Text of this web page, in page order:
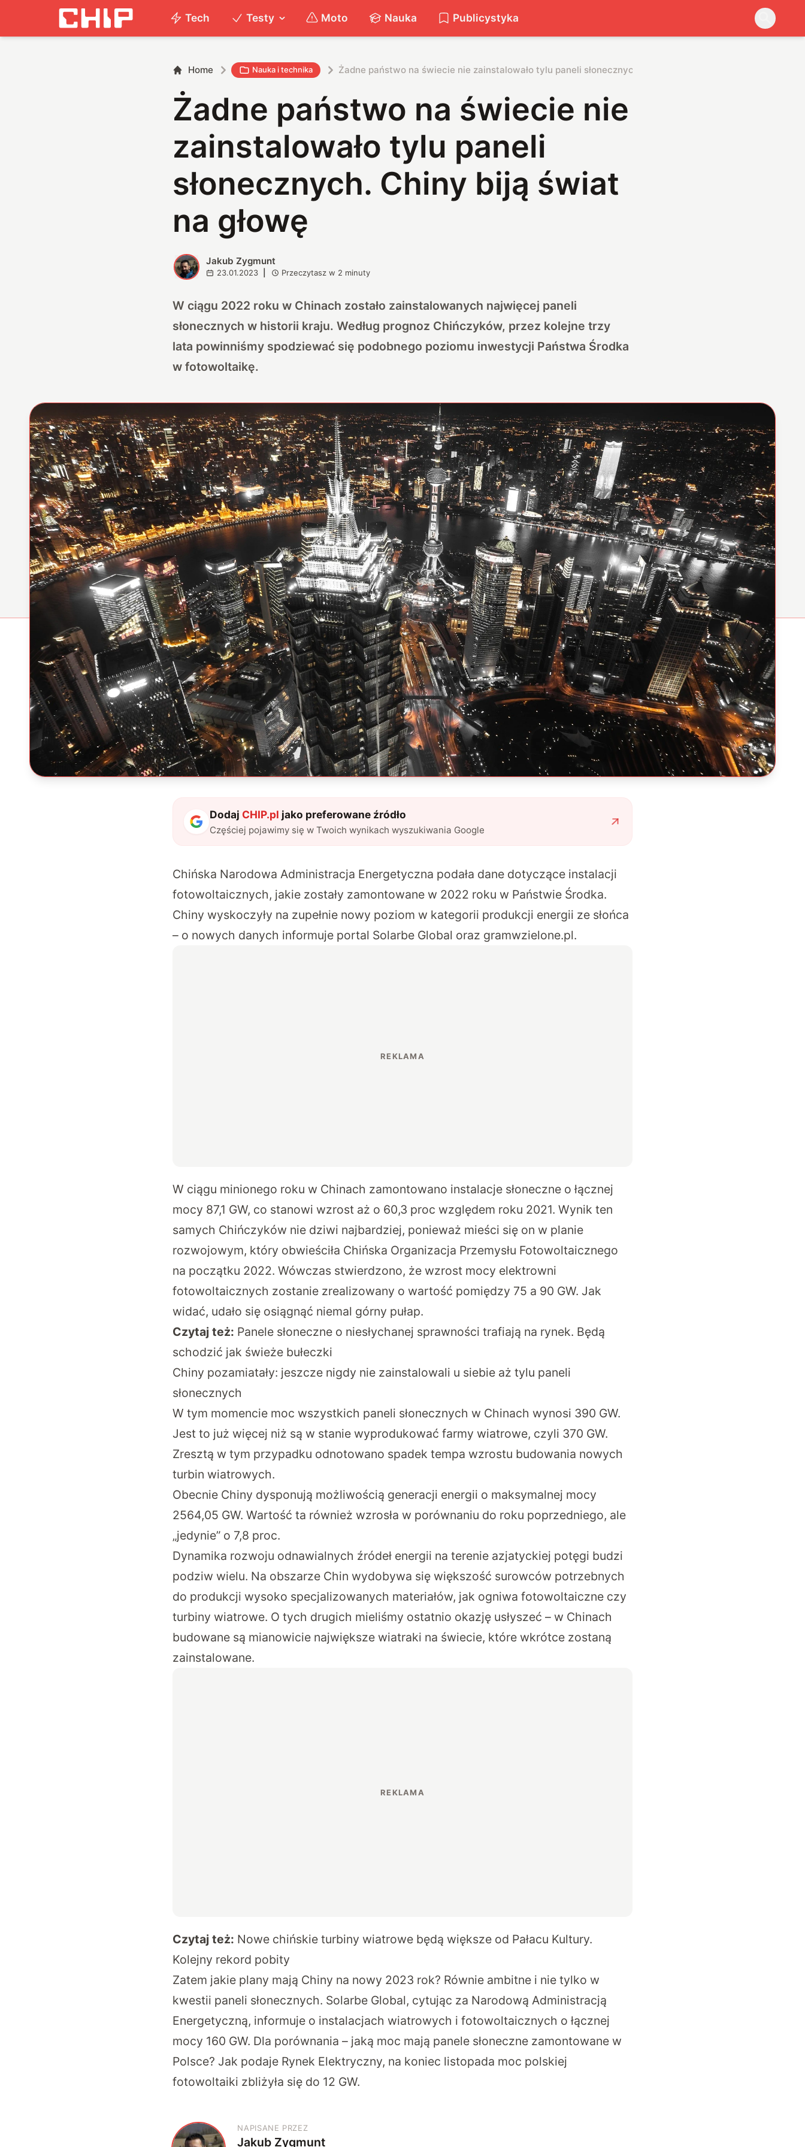
Tech Testy Moto Nauka Publicystyka
Home Nauka i technika Żadne państwo na świecie nie zainstalowało tylu paneli słonecznych. Chiny biją świat na głowę
Żadne państwo na świecie nie
zainstalowało tylu paneli
słonecznych. Chiny biją świat
na głowę
J Jakub Zygmunt
23.01.2023 Przeczytasz w 2 minuty
W ciągu 2022 roku w Chinach zostało zainstalowanych najwięcej paneli
słonecznych w historii kraju. Według prognoz Chińczyków, przez kolejne trzy
lata powinniśmy spodziewać się podobnego poziomu inwestycji Państwa Środka
w fotowoltaikę.
Dodaj CHIP.pl jako preferowane źródło
Częściej pojawimy się w Twoich wynikach wyszukiwania Google
Chińska Narodowa Administracja Energetyczna podała dane dotyczące instalacji
fotowoltaicznych, jakie zostały zamontowane w 2022 roku w Państwie Środka.
Chiny wyskoczyły na zupełnie nowy poziom w kategorii produkcji energii ze słońca
– o nowych danych informuje portal Solarbe Global oraz gramwzielone.pl.
W ciągu minionego roku w Chinach zamontowano instalacje słoneczne o łącznej
mocy 87,1 GW, co stanowi wzrost aż o 60,3 proc względem roku 2021. Wynik ten
samych Chińczyków nie dziwi najbardziej, ponieważ mieści się on w planie
rozwojowym, który obwieściła Chińska Organizacja Przemysłu Fotowoltaicznego
na początku 2022. Wówczas stwierdzono, że wzrost mocy elektrowni
fotowoltaicznych zostanie zrealizowany o wartość pomiędzy 75 a 90 GW. Jak
widać, udało się osiągnąć niemal górny pułap.
Czytaj też: Panele słoneczne o niesłychanej sprawności trafiają na rynek. Będą
schodzić jak świeże bułeczki
Chiny pozamiatały: jeszcze nigdy nie zainstalowali u siebie aż tylu paneli
słonecznych
W tym momencie moc wszystkich paneli słonecznych w Chinach wynosi 390 GW.
Jest to już więcej niż są w stanie wyprodukować farmy wiatrowe, czyli 370 GW.
Zresztą w tym przypadku odnotowano spadek tempa wzrostu budowania nowych
turbin wiatrowych.
Obecnie Chiny dysponują możliwością generacji energii o maksymalnej mocy
2564,05 GW. Wartość ta również wzrosła w porównaniu do roku poprzedniego, ale
„jedynie” o 7,8 proc.
Dynamika rozwoju odnawialnych źródeł energii na terenie azjatyckiej potęgi budzi
podziw wielu. Na obszarze Chin wydobywa się większość surowców potrzebnych
do produkcji wysoko specjalizowanych materiałów, jak ogniwa fotowoltaiczne czy
turbiny wiatrowe. O tych drugich mieliśmy ostatnio okazję usłyszeć – w Chinach
budowane są mianowicie największe wiatraki na świecie, które wkrótce zostaną
zainstalowane.
Czytaj też: Nowe chińskie turbiny wiatrowe będą większe od Pałacu Kultury.
Kolejny rekord pobity
Zatem jakie plany mają Chiny na nowy 2023 rok? Równie ambitne i nie tylko w
kwestii paneli słonecznych. Solarbe Global, cytując za Narodową Administracją
Energetyczną, informuje o instalacjach wiatrowych i fotowoltaicznych o łącznej
mocy 160 GW. Dla porównania – jaką moc mają panele słoneczne zamontowane w
Polsce? Jak podaje Rynek Elektryczny, na koniec listopada moc polskiej
fotowoltaiki zbliżyła się do 12 GW.
NAPISANE PRZEZ
Jakub Zygmunt